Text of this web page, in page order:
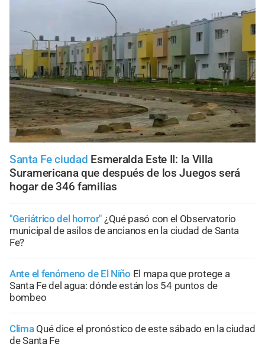
Santa Fe ciudad Esmeralda Este II: la Villa
Suramericana que después de los Juegos será
hogar de 346 familias
"Geriátrico del horror" ¿Qué pasó con el Observatorio
municipal de asilos de ancianos en la ciudad de Santa
Fe?
Ante el fenómeno de El Niño El mapa que protege a
Santa Fe del agua: dónde están los 54 puntos de
bombeo
Clima Qué dice el pronóstico de este sábado en la ciudad
de Santa Fe